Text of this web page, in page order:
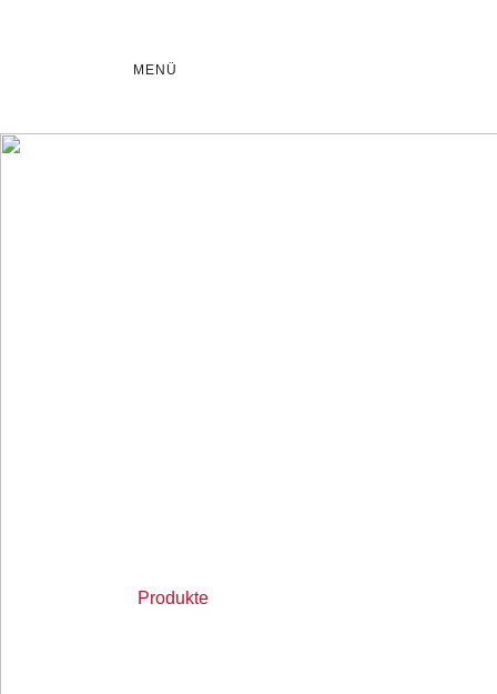
MENÜ
Produkte